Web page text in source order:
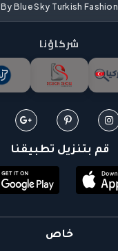
By Blue Sky Turkish Fashion
شركاؤنا
قم بتنزيل تطبيقنا
خاص